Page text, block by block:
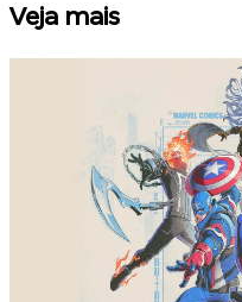
Veja mais